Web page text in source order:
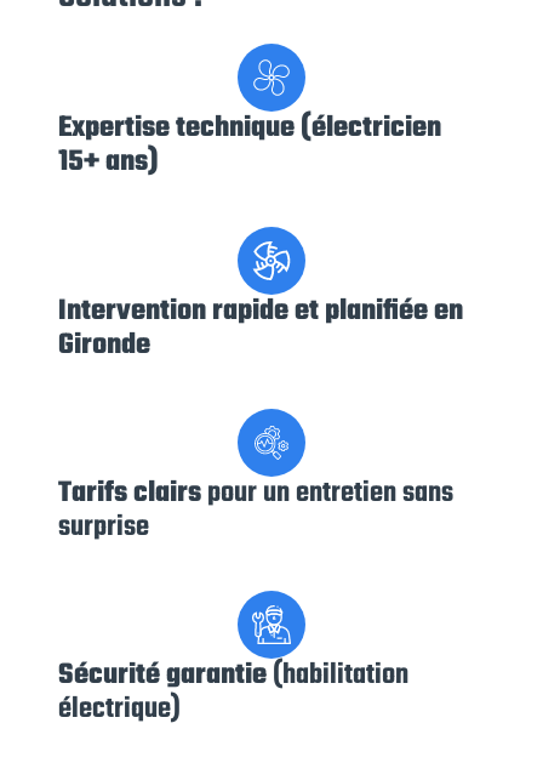
Expertise technique(électricien
15+ ans)
Intervention rapideet planifiée en
Gironde
Tarifs clairspour un entretien sans
surprise
Sécurité garantie(habilitation
électrique)